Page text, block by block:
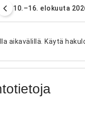
10.–16. elokuuta
aikavälillä. Käytä